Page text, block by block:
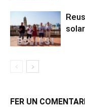
solar
FER UN